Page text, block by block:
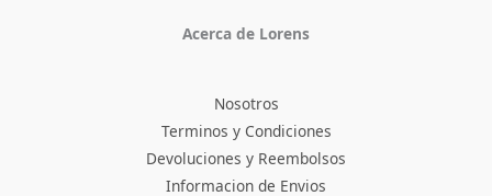
Acerca de Lorens
Nosotros
Terminos y Condiciones
Devoluciones y Reembolsos
Informacion de Envios